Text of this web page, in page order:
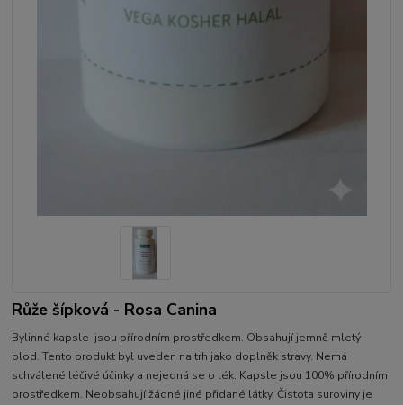
Růže šípková - Rosa Canina
Bylinné kapsle jsou přírodním prostředkem. Obsahují jemně mletý
plod. Tento produkt byl uveden na trh jako doplněk stravy. Nemá
schválené léčivé účinky a nejedná se o lék. Kapsle jsou 100% přírodním
prostředkem. Neobsahují žádné jiné přidané látky. Čistota suroviny je